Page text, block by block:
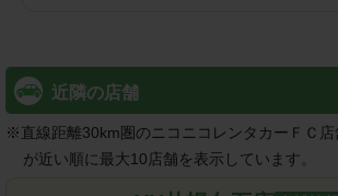
近隣の店舗
※直線距離30km圏のニコニコレンタカーＦＣ
が近い順に最大10店舗を表示しています。